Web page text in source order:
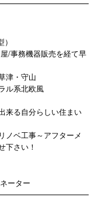
/事務機器販売を経て早
津・守山
ル系北欧風
来る自分らしい住まい
ノベ工事～アフターメ
下さい！
ーター